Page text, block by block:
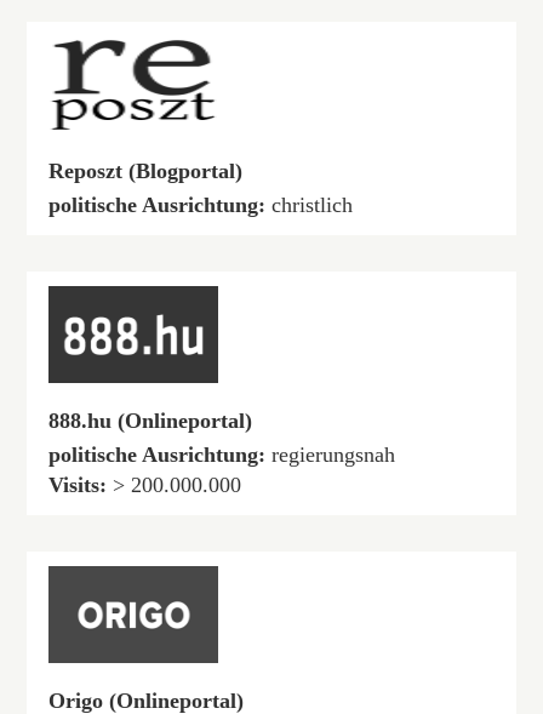
Reposzt (Blogportal)
politische Ausrichtung: christlich
888.hu (Onlineportal)
politische Ausrichtung: regierungsnah
Visits: > 200.000.000
Origo (Onlineportal)